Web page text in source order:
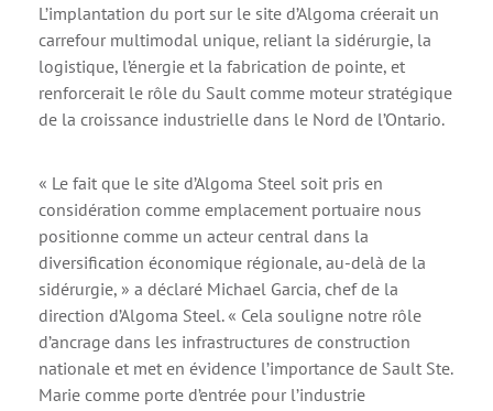
L’implantation du port sur le site d’Algoma créerait un
carrefour multimodal unique, reliant la sidérurgie, la
logistique, l’énergie et la fabrication de pointe, et
renforcerait le rôle du Sault comme moteur stratégique
de la croissance industrielle dans le Nord de l’Ontario.
« Le fait que le site d’Algoma Steel soit pris en
considération comme emplacement portuaire nous
positionne comme un acteur central dans la
diversification économique régionale, au-delà de la
sidérurgie, » a déclaré Michael Garcia, chef de la
direction d’Algoma Steel. « Cela souligne notre rôle
d’ancrage dans les infrastructures de construction
nationale et met en évidence l’importance de Sault Ste.
Marie comme porte d’entrée pour l’industrie